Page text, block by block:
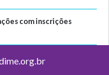
com inscrições